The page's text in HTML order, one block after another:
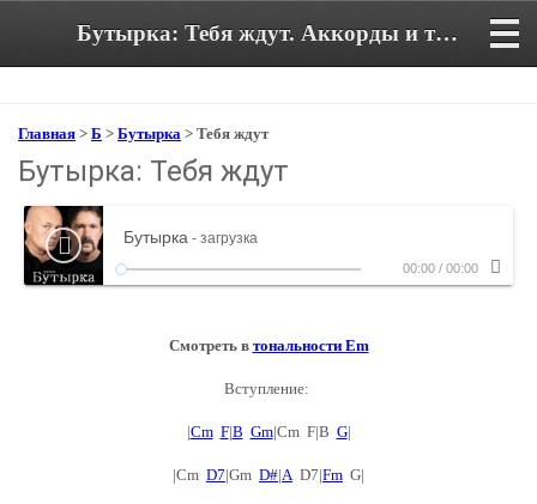
Бутырка: Тебя ждут. Аккорды и текст песни
Главная > Б > Бутырка > Тебя ждут
Бутырка: Тебя ждут
Бутырка - загрузка
00:00 / 00:00
Смотреть в тональности Em
Вступление:
|Cm F|B Gm|Cm F|B G|
|Cm D7|Gm D#|AD7|Fm G|